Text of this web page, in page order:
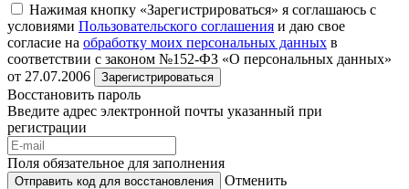
Нажимая кнопку «Зарегистрироваться» я соглашаюсь с
условиями Пользовательского соглашения и даю свое
согласие на обработку моих персональных данных в
соответствии с законом №152-ФЗ «О персональных данных»
от 27.07.2006
Зарегистрироваться
Восстановить пароль
Введите адрес электронной почты указанный при
регистрации
Поля обязательное для заполнения
Отправить код для восстановления
Отменить